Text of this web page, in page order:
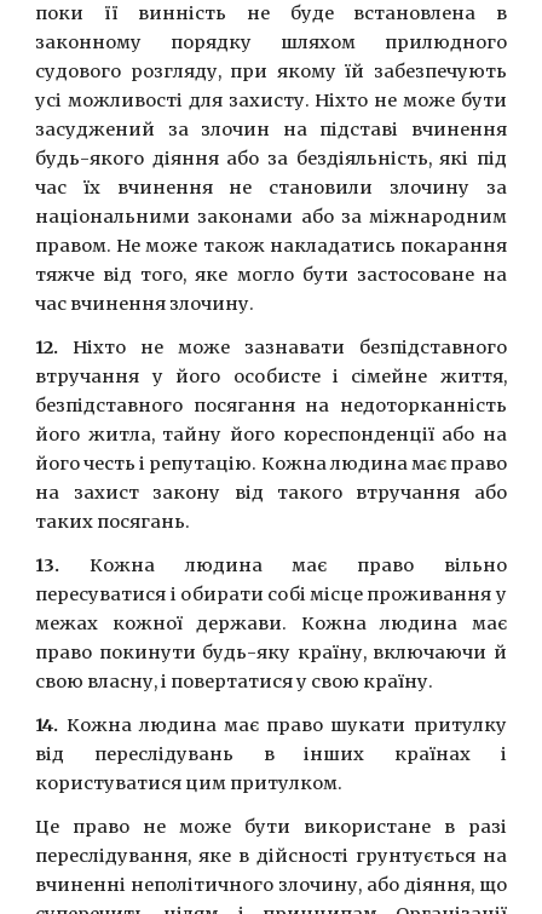
поки її виннiсть не буде встановлена в
законному порядку шляхом прилюдного
судового розгляду, при якому їй забезпечують
усi можливостi для захисту. Нiхто не може бути
засуджений за злочин на пiдставi вчинення
будь-якого дiяння або за бездiяльнiсть, якi пiд
час їх вчинення не становили злочину за
національними законами або за мiжнародним
правом. Не може також накладатись покарання
тяжче вiд того, яке могло бути застосоване на
час вчинення злочину.
12.Нiхто не може зазнавати безпiдставного
втручання у його особисте i сiмейне життя,
безпiдставного посягання на недоторканнiсть
його житла, тайну його кореспонденцiї або на
його честь i репутацiю. Кожна людина має право
на захист закону вiд такого втручання або
таких посягань.
13.Кожна людина має право вiльно
пересуватися i обирати собi мiсце проживання у
межах кожної держави. Кожна людина має
право покинути будь-яку країну, включаючи й
свою власну, i повертатися у свою країну.
14. Кожна людина має право шукати притулку
від переслiдувань в iнших країнах i
користуватися цим притулком.
Це право не може бути використане в разi
переслiдування, яке в дійсності грунтується на
вчиненнi неполiтичного злочину, або дiяння, що